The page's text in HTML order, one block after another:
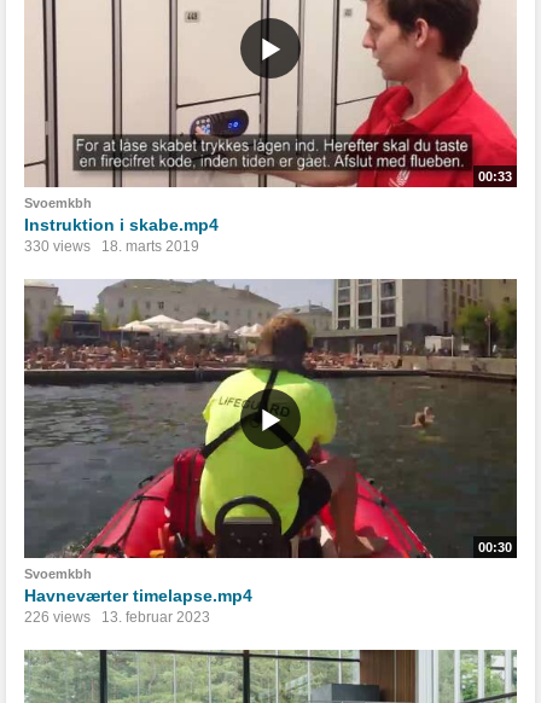
00:33
Svoemkbh
Instruktion i skabe.mp4
330 views 18. marts 2019
00:30
Svoemkbh
Havneværter timelapse.mp4
226 views 13. februar 2023